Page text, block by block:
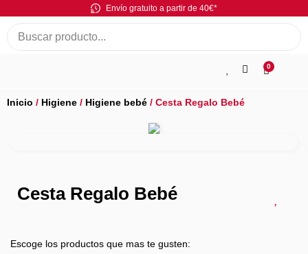
Envío gratuito a partir de 40€*
0
Inicio / Higiene / Higiene bebé / Cesta Regalo Bebé
Cesta Regalo Bebé
Escoge los productos que mas te gusten: